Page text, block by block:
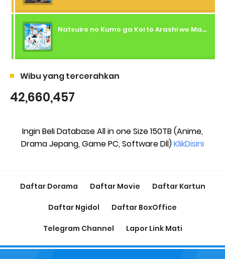
Natsuiro no Kumo ga Koi to Arashi wo Makiokosu (2026) - 01 Subtitle Indonesia
Wibu yang tercerahkan
42,660,457
Ingin Beli Database All in one Size 150TB (Anime,
Drama Jepang, Game PC, Software Dll)KlikDisini
Daftar Dorama Daftar Movie Daftar Kartun
Daftar Ngidol Daftar BoxOffice
Telegram Channel Lapor Link Mati